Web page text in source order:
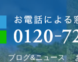
ブログ&ニュース